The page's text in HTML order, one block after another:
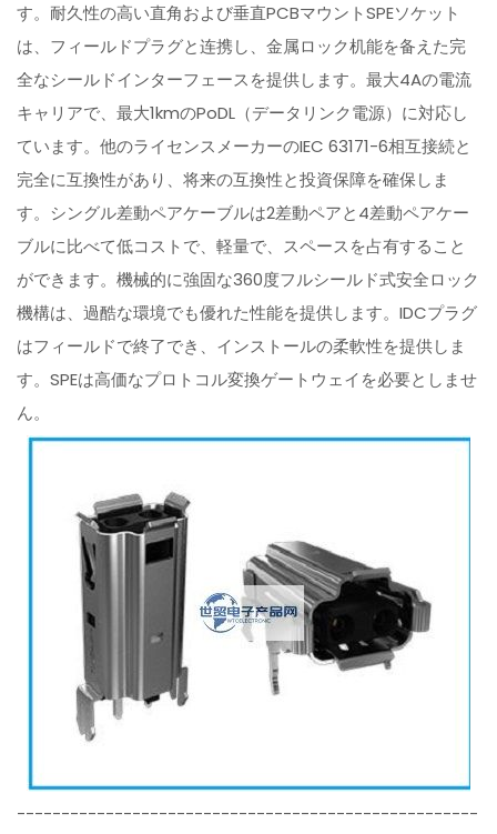
す。耐久性の高い直角および垂直PCBマウントSPEソケット
は、フィールドプラグと连携し、金属ロック机能を备えた完
全なシールドインターフェースを提供します。最大4Aの電流
キャリアで、最大1kmのPoDL（データリンク電源）に対応し
ています。他のライセンスメーカーのIEC 63171-6相互接続と
完全に互換性があり、将来の互換性と投資保障を確保しま
す。シングル差動ペアケーブルは2差動ペアと4差動ペアケー
ブルに比べて低コストで、軽量で、スペースを占有すること
ができます。機械的に強固な360度フルシールド式安全ロック
機構は、過酷な環境でも優れた性能を提供します。IDCプラグ
はフィールドで終了でき、インストールの柔軟性を提供しま
す。SPEは高価なプロトコル変換ゲートウェイを必要としませ
ん。
----------------------------------------------------